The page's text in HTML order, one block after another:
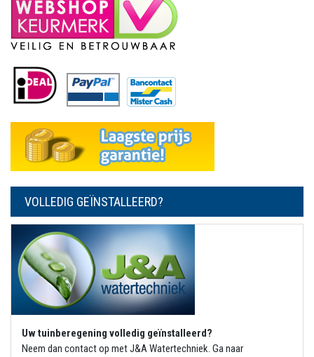
VOLLEDIG GEÏNSTALLEERD?
Uw tuinberegening volledig geïnstalleerd?
Neem dan contact op met J&A Watertechniek. Ga naar